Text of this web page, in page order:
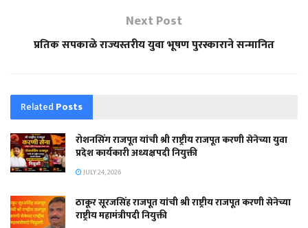
Next Post
प्रतिक सपकाळे राज्यस्तरीय युवा भूषण पुरस्काराने सन्मानित
Related Posts
रोशनसिंग राजपूत यांची श्री राष्ट्रीय राजपूत करणी सेनेच्या युवा
प्रदेश कार्यकारी अध्यक्षपदी नियुक्ती
JULY 24, 2026
ठाकूर सूरजसिंह राजपूत यांची श्री राष्ट्रीय राजपूत करणी सेनेच्या
राष्ट्रीय महामंत्रीपदी नियुक्ती